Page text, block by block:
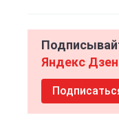
Яндекс Дзен